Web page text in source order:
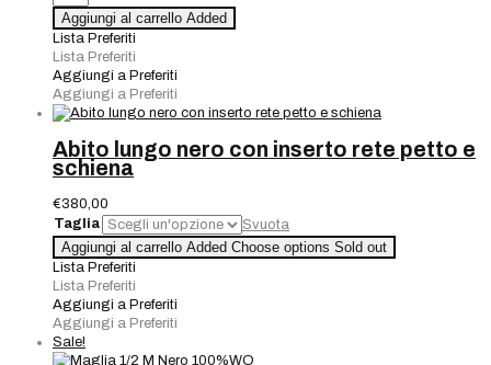
Nera
perline
nero
e
oro
quantità
Aggiungi al carrello Added
Lista Preferiti
Lista Preferiti
Aggiungi a Preferiti
Aggiungi a Preferiti
Abito lungo nero con inserto rete petto e
schiena
€380,00
Taglia
Svuota
Abito
lungo
nero
con
inserto
rete
petto
Aggiungi al carrello Added Choose options Sold out
Lista Preferiti
Lista Preferiti
Aggiungi a Preferiti
Aggiungi a Preferiti
Sale!